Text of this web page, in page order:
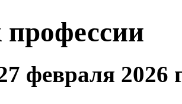
февраля 2026